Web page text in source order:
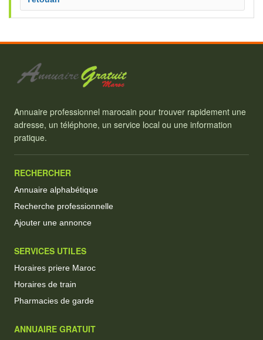
Annuaire professionnel marocain pour trouver rapidement une
adresse, un téléphone, un service local ou une information
pratique.
RECHERCHER
Annuaire alphabétique
Recherche professionnelle
Ajouter une annonce
SERVICES UTILES
Horaires priere Maroc
Horaires de train
Pharmacies de garde
ANNUAIRE GRATUIT